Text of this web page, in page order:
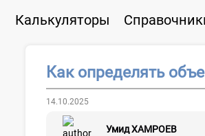
Калькуляторы
Как определять
14.10.2025
Умид ХАМРОЕВ